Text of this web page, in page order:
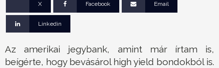
X Facebook Email
Linkedin
Az amerikai jegybank, amint már írtam is,
beígérte, hogy bevásárol high yield bondokból is.